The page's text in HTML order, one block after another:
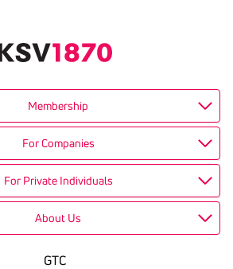
Membership
For Companies
For Private Individuals
About Us
GTC